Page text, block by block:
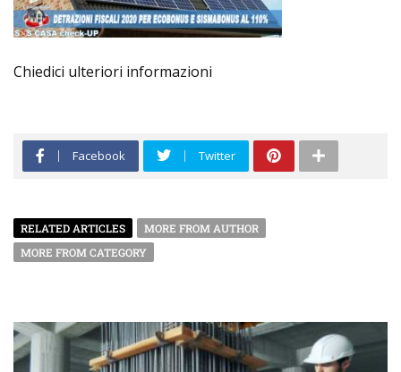
Chiedici ulteriori informazioni
Facebook Twitter
RELATED ARTICLES
MORE FROM AUTHOR
MORE FROM CATEGORY